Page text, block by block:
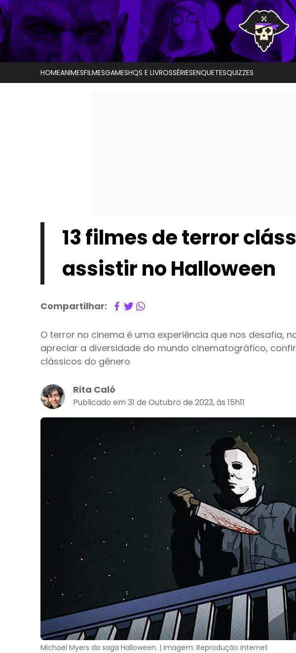
HOMEANIMESFILMESGAMESHQS E LIVROSSÉRIESENQUETESQUIZZES
13 filmes de terror
assistir no Halloween
Compartilhar:
O terror no cinema é uma experiência que nos desafia,
apreciar a diversidade do mundo cinematográfico,
clássicos do gênero
Rita Caló
Publicado em 31 de Outubro de 2023, às 15h11
Michael Myers da saga Halloween. | Imagem: Reprodução internet